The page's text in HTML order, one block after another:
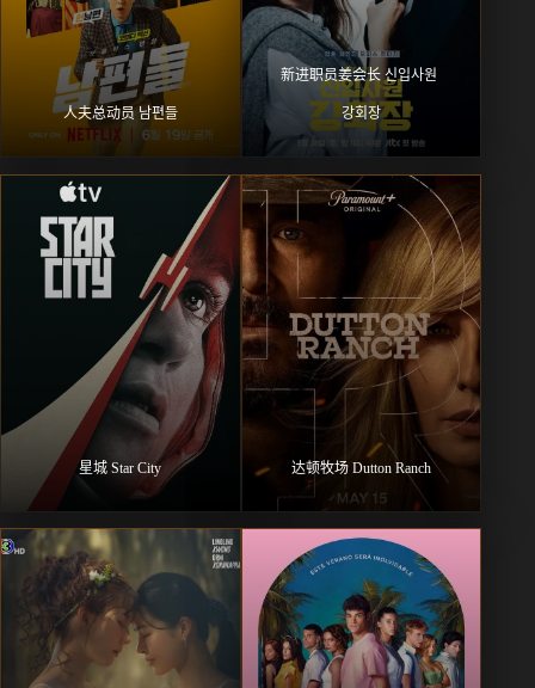
人夫总动员 남편들
新进职员姜会长 신입사원
강회장
星城 Star City 达顿牧场 Dutton Ranch